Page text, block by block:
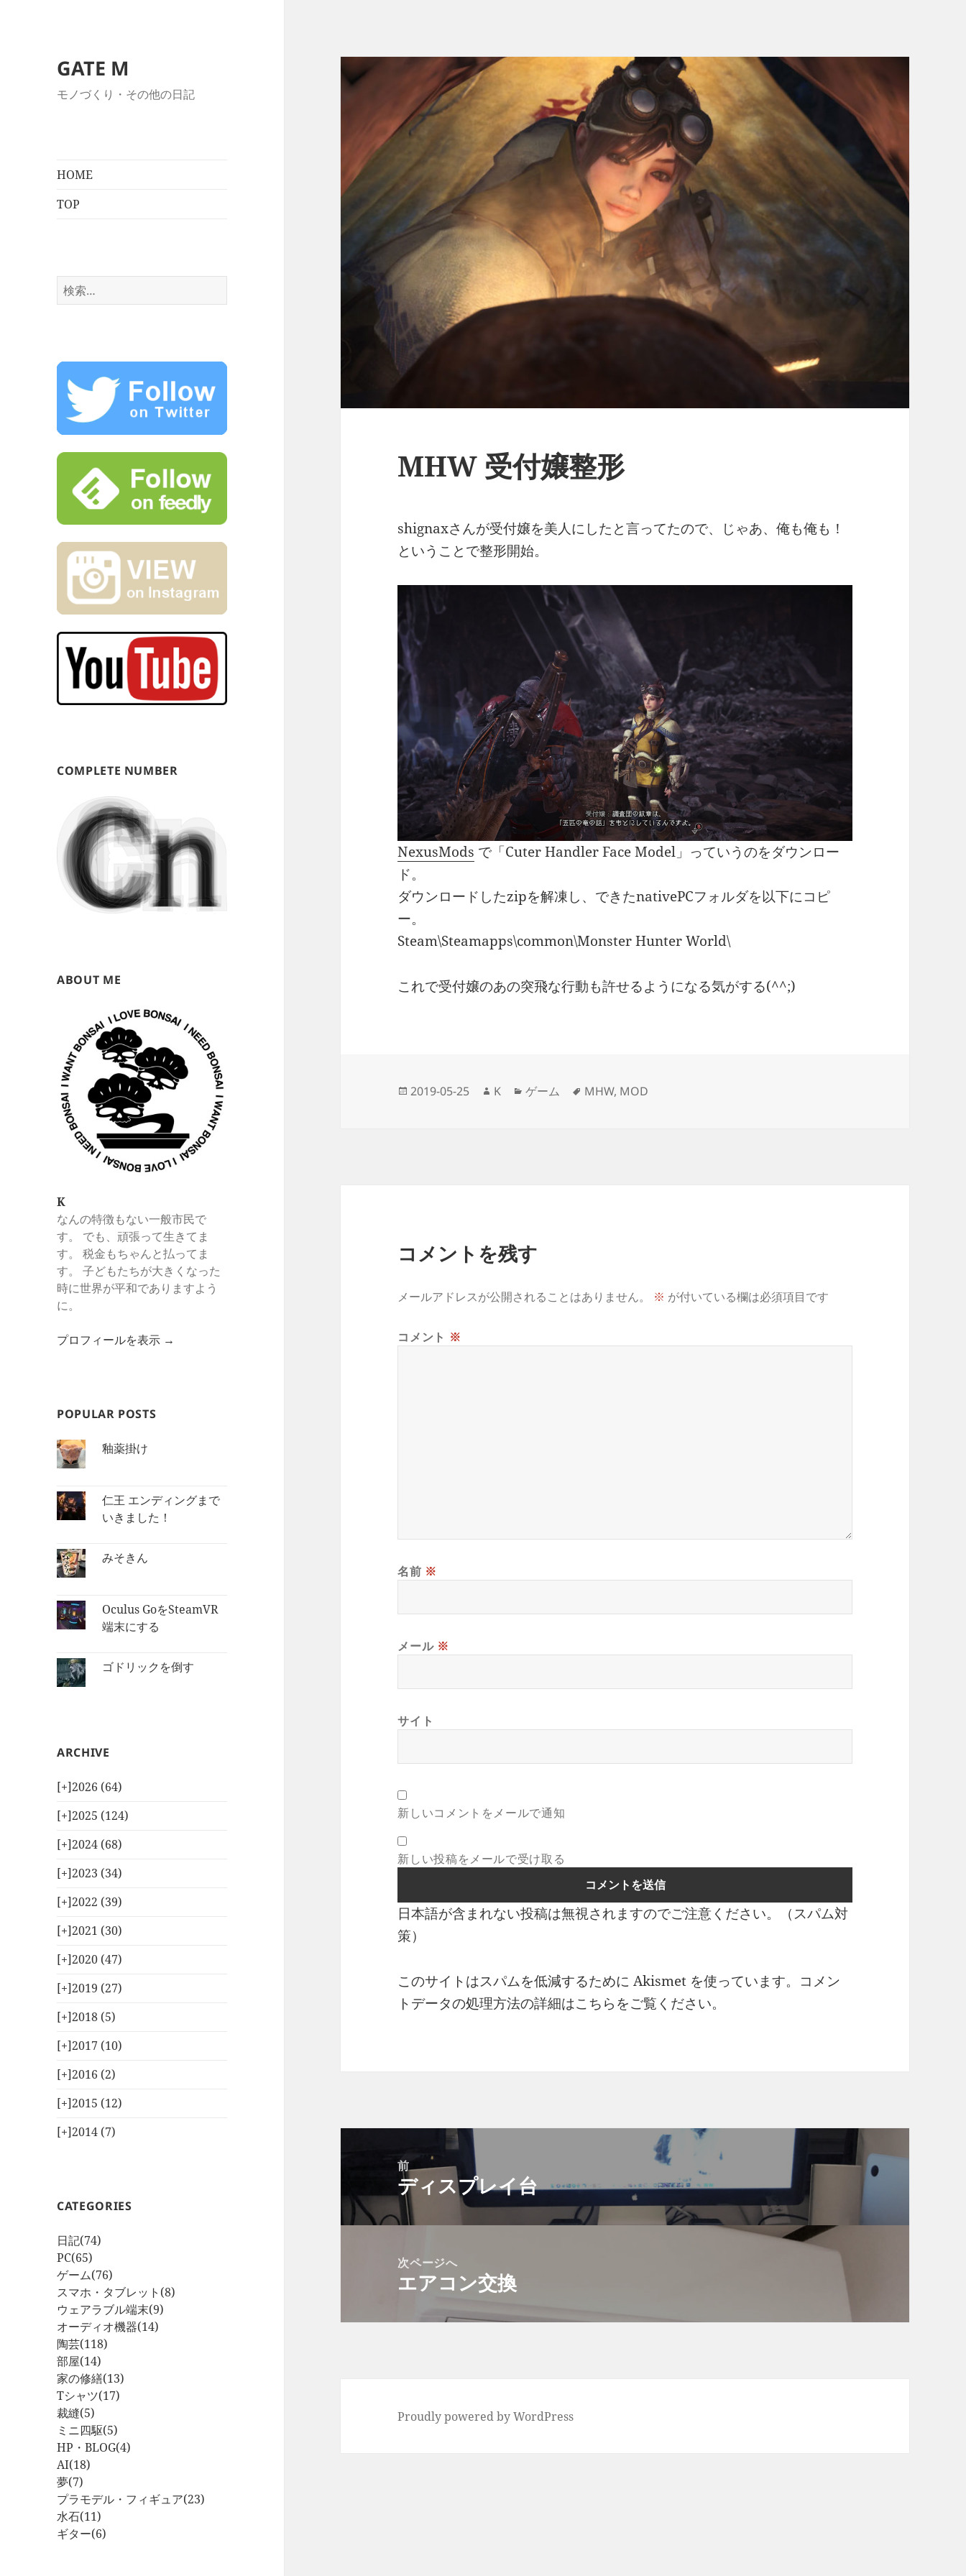
GATE M
モノづくり・その他の日記
HOME
TOP
検
索:
COMPLETE NUMBER
ABOUT ME
K
なんの特徴もない一般市民で
す。 でも、頑張って生きてま
す。 税金もちゃんと払ってま
す。 子どもたちが大きくなった
時に世界が平和でありますよう
に。
プロフィールを表示 →
POPULAR POSTS
釉薬掛け
仁王 エンディングまで
いきました！
みそきん
Oculus GoをSteamVR
端末にする
ゴドリックを倒す
ARCHIVE
[+]2026 (64)
[+]2025 (124)
[+]2024 (68)
[+]2023 (34)
[+]2022 (39)
[+]2021 (30)
[+]2020 (47)
[+]2019 (27)
[+]2018 (5)
[+]2017 (10)
[+]2016 (2)
[+]2015 (12)
[+]2014 (7)
CATEGORIES
日記(74)
PC(65)
ゲーム(76)
スマホ・タブレット (8)
ウェアラブル端末(9)
オーディオ機器(14)
陶芸(118)
部屋(14)
家の修繕(13)
Tシャツ(17)
裁縫(5)
ミニ四駆(5)
HP・BLOG(4)
AI(18)
夢(7)
プラモデル・フィギュア(23)
水石(11)
ギター(6)
MHW 受付嬢整形
shignaxさんが受付嬢を美人にしたと言ってたので、じゃあ、俺も俺も！
ということで整形開始。
NexusMods で「Cuter Handler Face Model」っていうのをダウンロー
ド。
ダウンロードしたzipを解凍し、できたnativePCフォルダを以下にコピ
ー。
Steam\Steamapps\common\Monster Hunter World\
これで受付嬢のあの突飛な行動も許せるようになる気がする(^^;)
投
2019-05-25
作
K
カ
ゲーム
タ
MHW, MOD
コメントを残す
メールアドレスが公開されることはありません。 ※ が付いている欄は必須項目です
コメント ※
名前 ※
メール ※
サイト
新しいコメントをメールで通知
新しい投稿をメールで受け取る
日本語が含まれない投稿は無視されますのでご注意ください。（スパム対
策）
このサイトはスパムを低減するために Akismet を使っています。
コメン
トデータの処理方法の詳細はこちらをご覧ください。
ビ
ゲ
前
前
の
投
ディスプレイ台
次ページへ
次
投
エアコン交換
Proudly powered by WordPress